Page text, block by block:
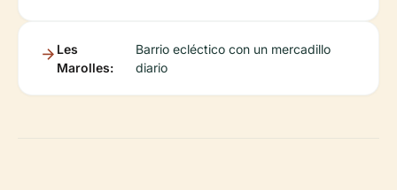
Les
Marolles:
Barrio ecléctico con un mercadillo
diario